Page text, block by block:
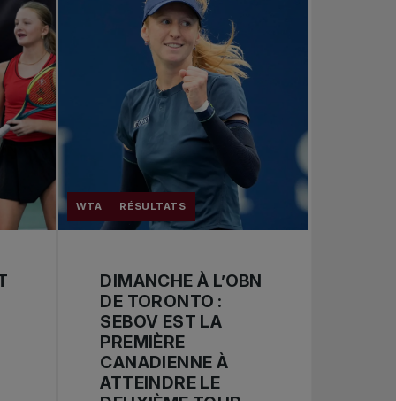
WTA RÉSULTATS
DIMANCHE À L’OBN
DE TORONTO :
SEBOV EST LA
PREMIÈRE
CANADIENNE À
ATTEINDRE LE